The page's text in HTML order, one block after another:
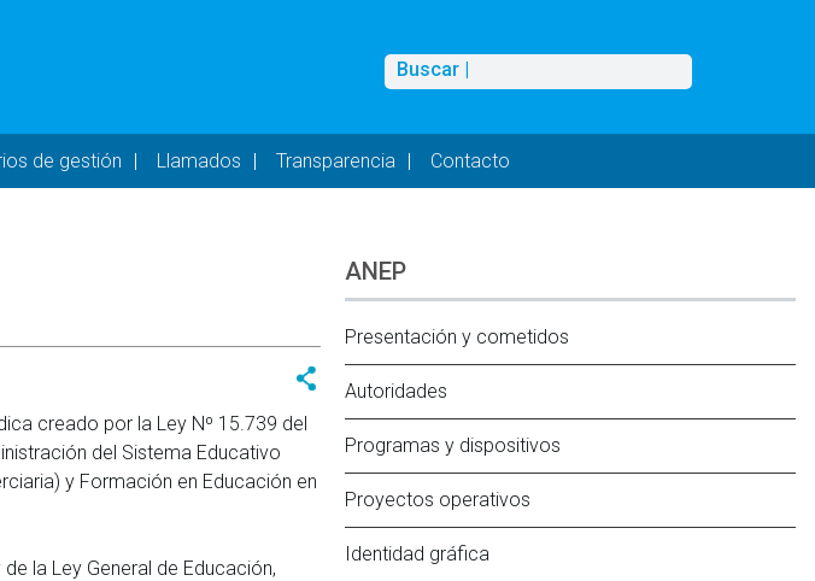
Buscar
Buscar |
de gestión Llamados Transparencia Contacto
creado por la Ley Nº 15.739 del
del Sistema Educativo
y Formación en Educación en
la Ley General de Educación,
ANEP
Presentación y cometidos
Autoridades
Programas y dispositivos
Proyectos operativos
Identidad gráfica